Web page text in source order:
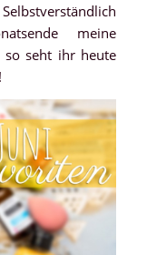
meine
so seht ihr heute
!